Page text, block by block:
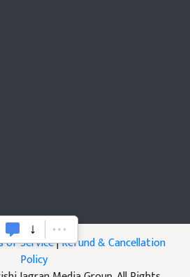
of Service|Refund & Cancellation
Policy